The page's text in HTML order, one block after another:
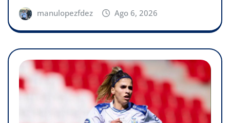
manulopezfdez Ago 6, 2026